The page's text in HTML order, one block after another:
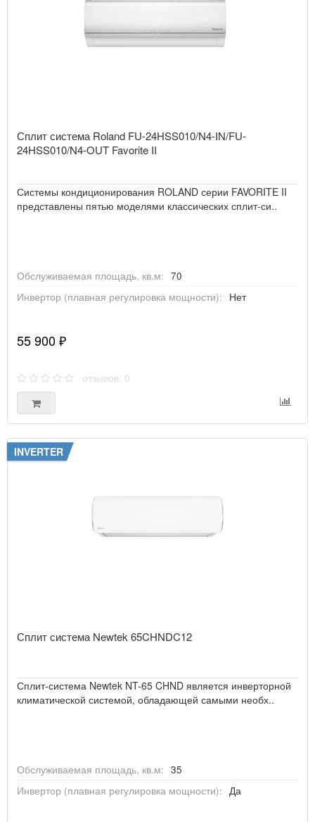
XIGMA
ZANUSSI
Сплит система Roland FU-24HSS010/N4-IN/FU-
24HSS010/N4-OUT Favorite II
Системы кондиционирования ROLAND серии FAVORITE II
представлены пятью моделями классических сплит-си..
Обслуживаемая площадь, кв.м: 70
Инвертор (плавная регулировка мощности):
Нет
55 900 ₽
отзывов: 0
INVERTER
Сплит система Newtek 65CHNDC12
Сплит-система Newtek NT-65 CHND является инверторной
климатической системой, обладающей самыми необх..
Обслуживаемая площадь, кв.м: 35
Инвертор (плавная регулировка мощности):
Да